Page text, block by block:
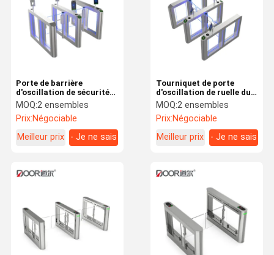
Porte de barrière
d'oscillation de sécurité
de Fastlane avec la
biométrie pour le système
de gestion
MOQ:2 ensembles
Prix:Négociable
Meilleur prix
- Je ne sais
Tourniquet de porte
d'oscillation de ruelle du
contrôle d'accès 2 de
porte avec le système
facial d'AI
MOQ:2 ensembles
Prix:Négociable
Meilleur prix
- Je ne sais